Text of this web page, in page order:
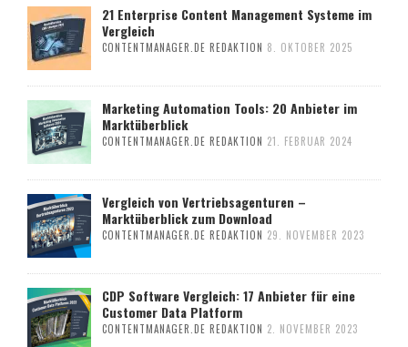
21 Enterprise Content Management Systeme im
Vergleich
CONTENTMANAGER.DE REDAKTION 8. OKTOBER 2025
Marketing Automation Tools: 20 Anbieter im
Marktüberblick
CONTENTMANAGER.DE REDAKTION 21. FEBRUAR 2024
Vergleich von Vertriebsagenturen –
Marktüberblick zum Download
CONTENTMANAGER.DE REDAKTION 29. NOVEMBER 2023
CDP Software Vergleich: 17 Anbieter für eine
Customer Data Platform
CONTENTMANAGER.DE REDAKTION 2. NOVEMBER 2023